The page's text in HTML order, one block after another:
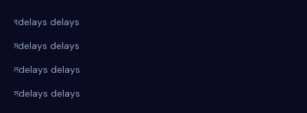
বdelays delays
মdelays delays
লdelays delays
সdelays delays